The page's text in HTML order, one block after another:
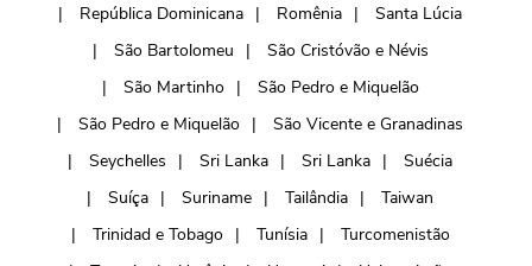
República Dominicana
Romênia
Santa Lúcia
São Bartolomeu
São Cristóvão e Névis
São Martinho
São Pedro e Miquelão
São Pedro e Miquelão
São Vicente e Granadinas
Seychelles
Sri Lanka Sri Lanka
Suécia
Suíça
Suriname Tailândia
Taiwan
Trinidad e Tobago
Tunísia
Turcomenistão